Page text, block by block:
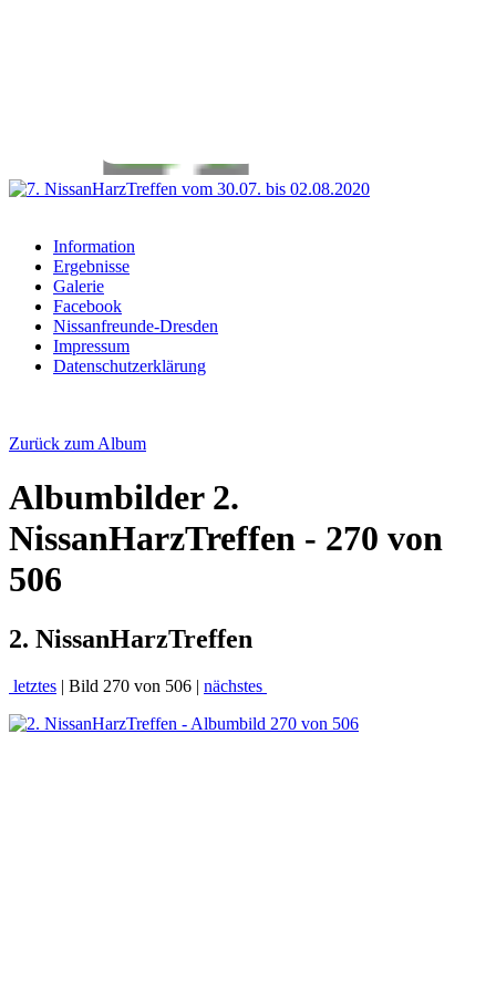
Information
Ergebnisse
Galerie
Facebook
Nissanfreunde-Dresden
Impressum
Datenschutzerklärung
Zurück zum Album
Albumbilder 2.
NissanHarzTreffen - 270 von
506
2. NissanHarzTreffen
letztes | Bild 270 von 506 | nächstes